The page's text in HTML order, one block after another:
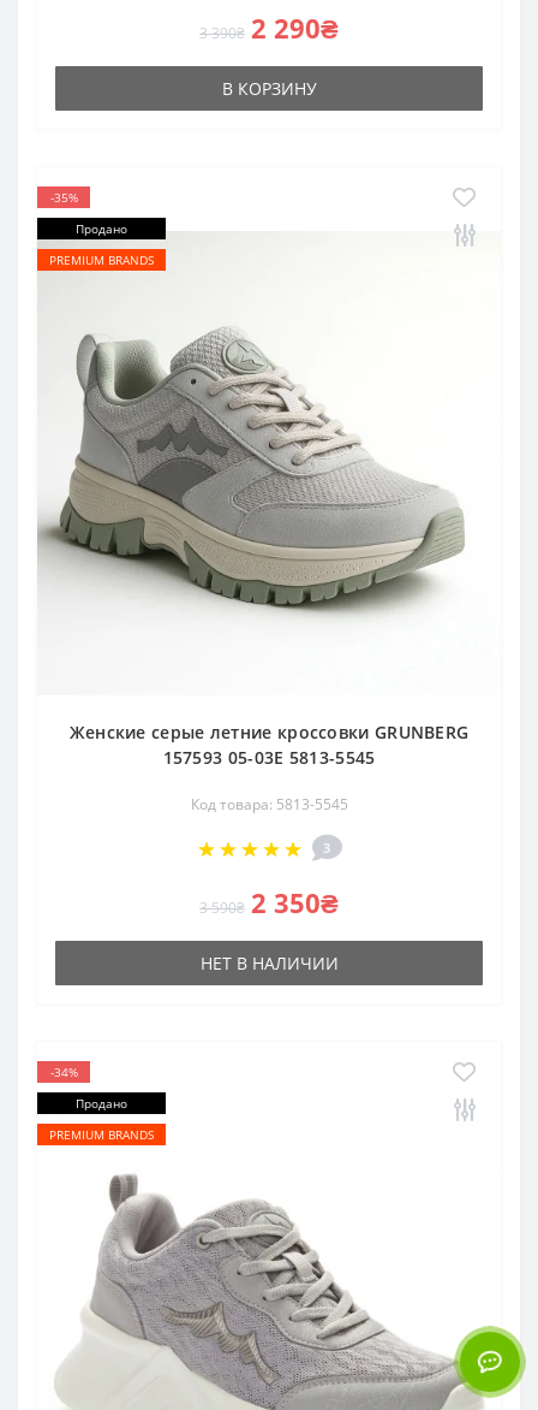
3 390₴ 2 290₴
В КОРЗИНУ
-35%
Продано
PREMIUM BRANDS
Женские серые летние кроссовки GRUNBERG
157593 05-03E 5813-5545
Код товара: 5813-5545
3
3 590₴ 2 350₴
НЕТ В НАЛИЧИИ
-34%
Продано
PREMIUM BRANDS